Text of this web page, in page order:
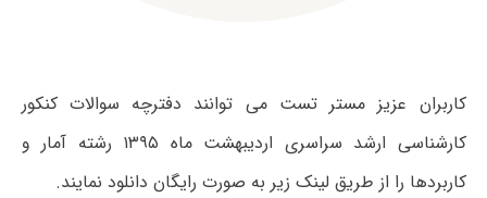
کاربران عزیز مستر تست می توانند دفترچه سوالات کنکور
کارشناسی ارشد سراسری اردیبهشت ماه ۱۳۹۵ رشته آمار و
کاربردها را از طریق لینک زیر به صورت رایگان دانلود نمایند.